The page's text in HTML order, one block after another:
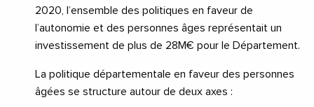
2020, l’ensemble des politiques en faveur de
l’autonomie et des personnes âges représentait un
investissement de plus de 28M€ pour le Département.
La politique départementale en faveur des personnes
âgées se structure autour de deux axes :